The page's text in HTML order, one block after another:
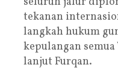
tekanan
langkah hukum
kepulangan
lanjut Furqan.